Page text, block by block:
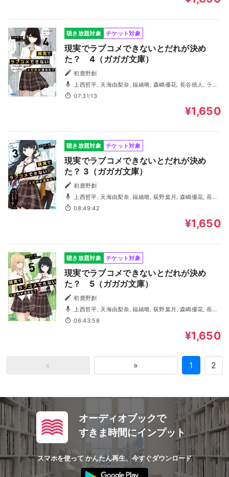
聴き放題対象 チケット対象
現実でラブコメできないとだれが決め
た？ 4（ガガガ文庫）
初鹿野創
上西哲平, 天海由梨奈, 福緒唯, 森嶋優花, 長谷徳人, ラン
ズベリーアーサー, 堤雪菜, 長岡龍歩, 桑田直樹, 花岡志織, 吉
岡茉祐07:31:13
¥1,650
聴き放題対象 チケット対象
現実でラブコメできないとだれが決め
た？ 3（ガガガ文庫）
初鹿野創
上西哲平, 天海由梨奈, 福緒唯, 荻野葉月, 森嶋優花, 長谷
徳人, ランズベリーアーサー, 田所陽向, 山本真綺, 宮城一貴,
留冬藍名
08:49:42
¥1,650
聴き放題対象 チケット対象
現実でラブコメできないとだれが決め
た？ 5（ガガガ文庫）
初鹿野創
上西哲平, 天海由梨奈, 福緒唯, 荻野葉月, 森嶋優花, 長谷
徳人, ランズベリーアーサー, 田所陽向, 宮城一貴, 善養寺恭
平, 吉岡茉祐, 山本真綺
06:43:58
¥1,650
« » 1 2
オーディオブックで
すきま時間にインプット
スマホを使って かんたん再生、今すぐダウンロード